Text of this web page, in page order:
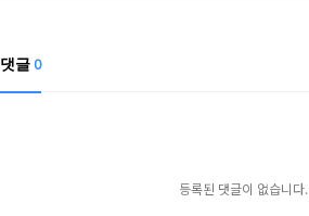
댓글0
등록된 댓글이 없습니다.